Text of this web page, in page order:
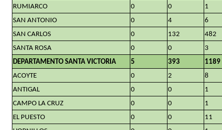
RUMIARCO
0 0
1
SAN ANTONIO
0 4
6
SAN CARLOS
0 132
482
SANTA ROSA
0 0
3
DEPARTAMENTO SANTA VICTORIA
5 393
1189
ACOYTE
0 2
8
ANTIGAL
0 0
1
CAMPO LA CRUZ
0 0
1
EL PUESTO
0 0
11